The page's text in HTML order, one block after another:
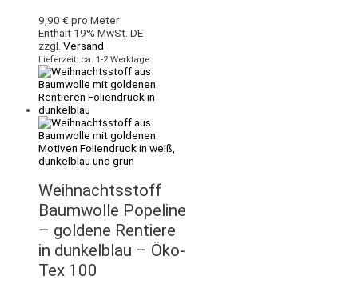
9,90 € pro Meter
Enthält 19% MwSt. DE
zzgl. Versand
Lieferzeit: ca. 1-2 Werktage
Weihnachtsstoff
Baumwolle Popeline
– goldene Rentiere
in dunkelblau – Öko-
Tex 100